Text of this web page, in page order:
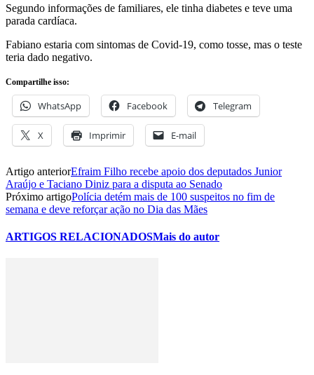
Segundo informações de familiares, ele tinha diabetes e teve uma
parada cardíaca.
Fabiano estaria com sintomas de Covid-19, como tosse, mas o teste
teria dado negativo.
Compartilhe isso:
WhatsApp Facebook Telegram
X Imprimir E-mail
Artigo anteriorEfraim Filho recebe apoio dos deputados Junior
Araújo e Taciano Diniz para a disputa ao Senado
Próximo artigoPolícia detém mais de 100 suspeitos no fim de
semana e deve reforçar ação no Dia das Mães
ARTIGOS RELACIONADOSMais do autor